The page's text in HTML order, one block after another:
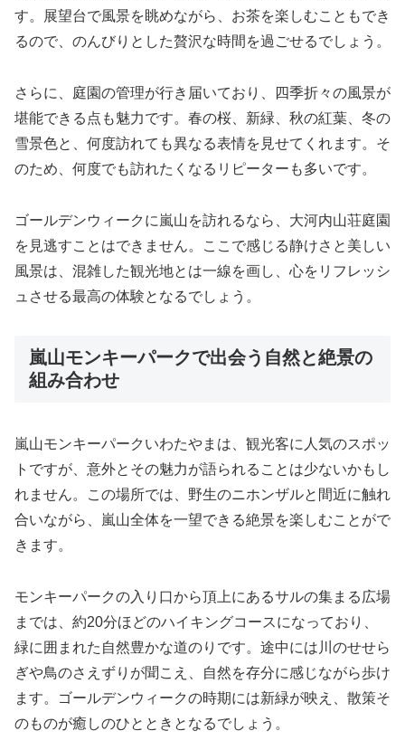
す。展望台で風景を眺めながら、お茶を楽しむこともでき
るので、のんびりとした贅沢な時間を過ごせるでしょう。
さらに、庭園の管理が行き届いており、四季折々の風景が
堪能できる点も魅力です。春の桜、新緑、秋の紅葉、冬の
雪景色と、何度訪れても異なる表情を見せてくれます。そ
のため、何度でも訪れたくなるリピーターも多いです。
ゴールデンウィークに嵐山を訪れるなら、大河内山荘庭園
を見逃すことはできません。ここで感じる静けさと美しい
風景は、混雑した観光地とは一線を画し、心をリフレッシ
ュさせる最高の体験となるでしょう。
嵐山モンキーパークで出会う自然と絶景の
組み合わせ
嵐山モンキーパークいわたやまは、観光客に人気のスポッ
トですが、意外とその魅力が語られることは少ないかもし
れません。この場所では、野生のニホンザルと間近に触れ
合いながら、嵐山全体を一望できる絶景を楽しむことがで
きます。
モンキーパークの入り口から頂上にあるサルの集まる広場
までは、約20分ほどのハイキングコースになっており、
緑に囲まれた自然豊かな道のりです。途中には川のせせら
ぎや鳥のさえずりが聞こえ、自然を存分に感じながら歩け
ます。ゴールデンウィークの時期には新緑が映え、散策そ
のものが癒しのひとときとなるでしょう。